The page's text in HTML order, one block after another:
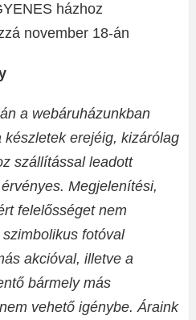
házhoz
november 18-án
a webáruházunkban
erejéig, kizárólag
szállítással leadott
Megjelenítési,
felelősséget nem
fotóval
akcióval, illetve a
bármely más
vehető igénybe. Áraink